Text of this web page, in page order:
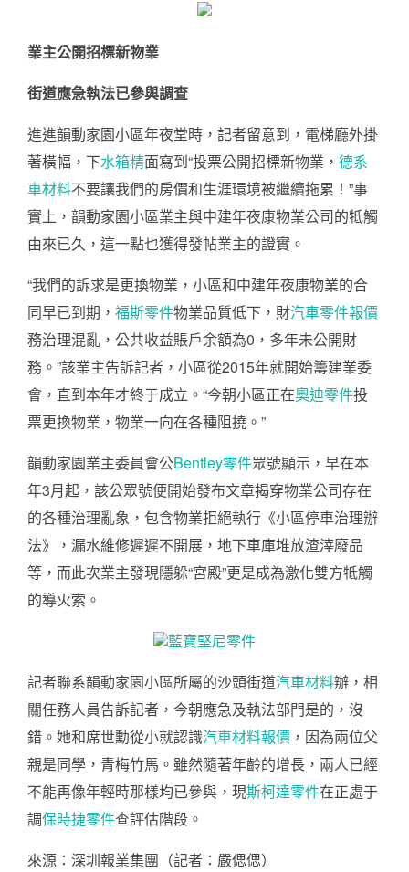
業主公開招標新物業
街道應急執法已參與調查
進進韻動家園小區年夜堂時，記者留意到，電梯廳外掛
著橫幅，下水箱精面寫到“投票公開招標新物業， 德系
車材料不要讓我們的房價和生涯環境被繼續拖累！”事
實上，韻動家園小區業主與中建年夜康物業公司的牴觸
由來已久，這一點也獲得發帖業主的證實。
“我們的訴求是更換物業，小區和中建年夜康物業的合
同早已到期， 福斯零件物業品質低下，財汽車零件報價
務治理混亂，公共收益賬戶余額為0，多年未公開財
務。”該業主告訴記者，小區從2015年就開始籌建業委
會，直到本年才終于成立。“今朝小區正在奧迪零件投
票更換物業，物業一向在各種阻撓。”
韻動家園業主委員會公Bentley零件眾號顯示，早在本
年3月起，該公眾號便開始發布文章揭穿物業公司存在
的各種治理亂象，包含物業拒絕執行《小區停車治理辦
法》，漏水維修遲遲不開展，地下車庫堆放渣滓廢品
等，而此次業主發現隱躲“宮殿”更是成為激化雙方牴觸
的導火索。
藍寶堅尼零件
記者聯系韻動家園小區所屬的沙頭街道汽車材料辦，相
關任務人員告訴記者，今朝應急及執法部門是的，沒
錯。她和席世勳從小就認識汽車材料報價 ，因為兩位父
親是同學，青梅竹馬。雖然隨著年齡的增長，兩人已經
不能再像年輕時那樣均已參與，現斯柯達零件在正處于
調保時捷零件查評估階段。
來源：深圳報業集團（記者：嚴偲偲）